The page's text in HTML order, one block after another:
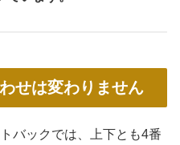
せは変わりません
バックでは、上下とも4番